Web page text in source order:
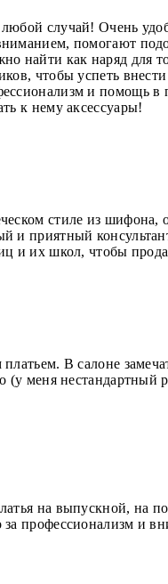
случай! Очень
помогают
найти как наряд для
чтобы успеть
и помощь
к нему аксессуары!
стиле из
и приятный
и их школ, чтобы
В салоне
(у меня нестандартный
на выпускной, на
профессионализм и